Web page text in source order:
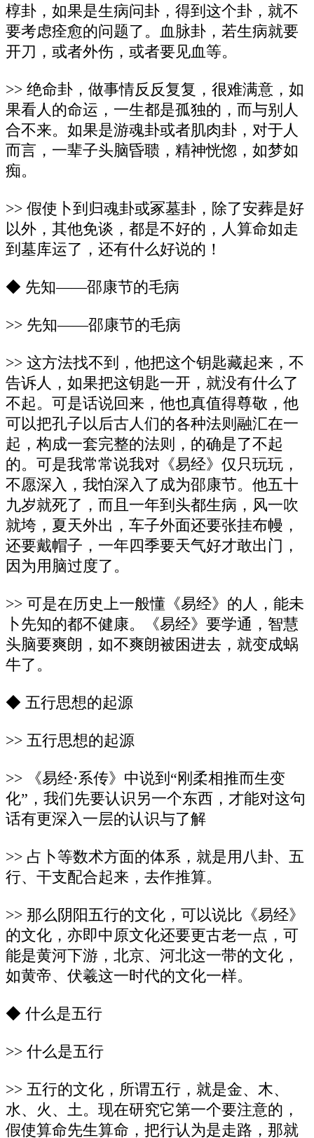
椁卦，如果是生病问卦，得到这个卦，就不
要考虑痊愈的问题了。血脉卦，若生病就要
开刀，或者外伤，或者要见血等。
>> 绝命卦，做事情反反复复，很难满意，如
果看人的命运，一生都是孤独的，而与别人
合不来。如果是游魂卦或者肌肉卦，对于人
而言，一辈子头脑昏聩，精神恍惚，如梦如
痴。
>> 假使卜到归魂卦或冢墓卦，除了安葬是好
以外，其他免谈，都是不好的，人算命如走
到墓库运了，还有什么好说的！
◆ 先知——邵康节的毛病
>> 先知——邵康节的毛病
>> 这方法找不到，他把这个钥匙藏起来，不
告诉人，如果把这钥匙一开，就没有什么了
不起。可是话说回来，他也真值得尊敬，他
可以把孔子以后古人们的各种法则融汇在一
起，构成一套完整的法则，的确是了不起
的。可是我常常说我对《易经》仅只玩玩，
不愿深入，我怕深入了成为邵康节。他五十
九岁就死了，而且一年到头都生病，风一吹
就垮，夏天外出，车子外面还要张挂布幔，
还要戴帽子，一年四季要天气好才敢出门，
因为用脑过度了。
>> 可是在历史上一般懂《易经》的人，能未
卜先知的都不健康。《易经》要学通，智慧
头脑要爽朗，如不爽朗被困进去，就变成蜗
牛了。
◆ 五行思想的起源
>> 五行思想的起源
>> 《易经·系传》中说到“刚柔相推而生变
化”，我们先要认识另一个东西，才能对这句
话有更深入一层的认识与了解
>> 占卜等数术方面的体系，就是用八卦、五
行、干支配合起来，去作推算。
>> 那么阴阳五行的文化，可以说比《易经》
的文化，亦即中原文化还要更古老一点，可
能是黄河下游，北京、河北这一带的文化，
如黄帝、伏羲这一时代的文化一样。
◆ 什么是五行
>> 什么是五行
>> 五行的文化，所谓五行，就是金、木、
水、火、土。现在研究它第一个要注意的，
假使算命先生算命，把行认为是走路，那就